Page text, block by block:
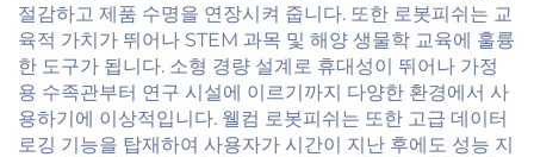
절감하고 제품 수명을 연장시켜 줍니다. 또한 로봇피쉬는 교
육적 가치가 뛰어나 STEM 과목 및 해양 생물학 교육에 훌륭
한 도구가 됩니다. 소형 경량 설계로 휴대성이 뛰어나 가정
용 수족관부터 연구 시설에 이르기까지 다양한 환경에서 사
용하기에 이상적입니다. 웰컴 로봇피쉬는 또한 고급 데이터
로깅 기능을 탑재하여 사용자가 시간이 지난 후에도 성능 지